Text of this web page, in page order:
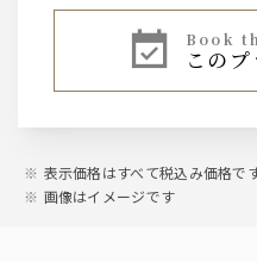
book
この
表示価格はすべて税込み価格です
画像はイメージです